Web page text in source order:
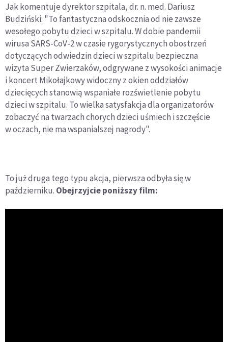
Jak komentuje dyrektor szpitala, dr. n. med. Dariusz
Budziński: "To fantastyczna odskocznia od nie zawsze
wesołego pobytu dzieci w szpitalu. W dobie pandemii
wirusa SARS-CoV-2 w czasie rygorystycznych obostrzeń
dotyczących odwiedzin dzieci w szpitalu bezpieczna
wizyta Super Zwierzaków, odgrywane z wysokości animacje
i koncert Mikołajkowy widoczny z okien oddziałów
dziecięcych stanowią wspaniałe rozświetlenie pobytu
dzieci w szpitalu. To wielka satysfakcja dla organizatorów
zobaczyć na twarzach chorych dzieci uśmiech i szczęście
w oczach, nie ma wspanialszej nagrody".
To już druga tego typu akcja, pierwsza odbyła się w
październiku. Obejrzyjcie poniższy film: